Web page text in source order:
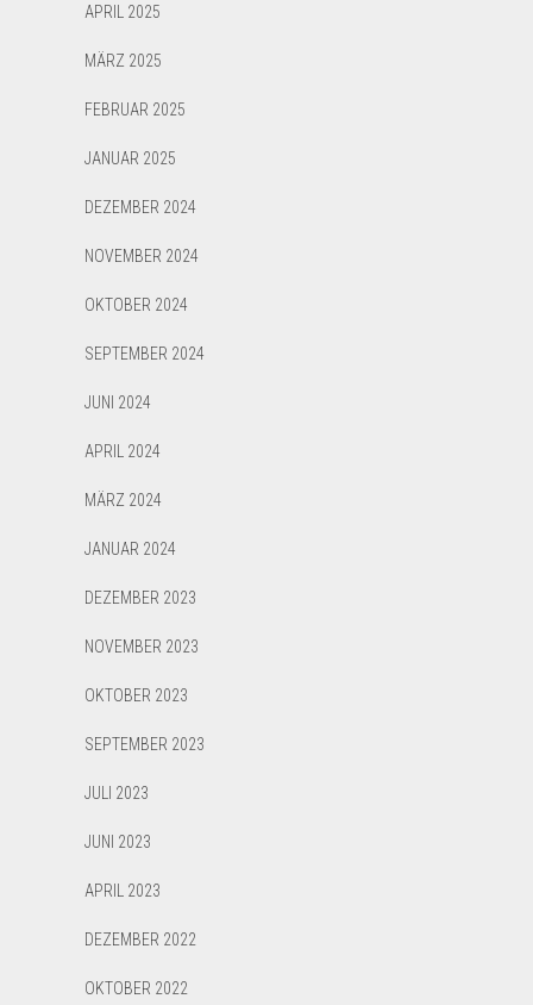
APRIL 2025
MÄRZ 2025
FEBRUAR 2025
JANUAR 2025
DEZEMBER 2024
NOVEMBER 2024
OKTOBER 2024
SEPTEMBER 2024
JUNI 2024
APRIL 2024
MÄRZ 2024
JANUAR 2024
DEZEMBER 2023
NOVEMBER 2023
OKTOBER 2023
SEPTEMBER 2023
JULI 2023
JUNI 2023
APRIL 2023
DEZEMBER 2022
OKTOBER 2022